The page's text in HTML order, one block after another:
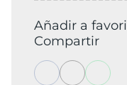
Añadir a
Compartir